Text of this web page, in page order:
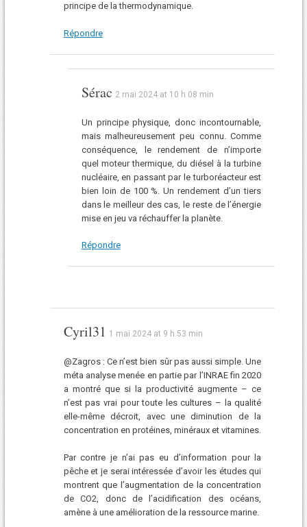
principe de la thermodynamique.
Répondre
Sérac 2 mai 2024 at 10 h 08 min
Un principe physique, donc incontournable,
mais malheureusement peu connu. Comme
conséquence, le rendement de n’importe
quel moteur thermique, du diésel à la turbine
nucléaire, en passant par le turboréacteur est
bien loin de 100 %. Un rendement d’un tiers
dans le meilleur des cas, le reste de l’énergie
mise en jeu va réchauffer la planète.
Répondre
Cyril31 1 mai 2024 at 9 h 53 min
@Zagros : Ce n’est bien sûr pas aussi simple. Une
méta analyse menée en partie par l’INRAE fin 2020
a montré que si la productivité augmente – ce
n’est pas vrai pour toute les cultures – la qualité
elle-même décroit, avec une diminution de la
concentration en protéines, minéraux et vitamines.
Par contre je n’ai pas eu d’information pour la
pêche et je serai intéressée d’avoir les études qui
montrent que l’augmentation de la concentration
de CO2, donc de l’acidification des océans,
amène à une amélioration de la ressource marine.